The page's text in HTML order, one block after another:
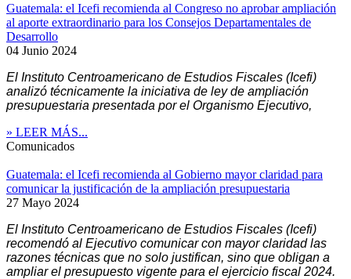
Guatemala: el Icefi recomienda al Congreso no aprobar ampliación
al aporte extraordinario para los Consejos Departamentales de
Desarrollo
04 Junio 2024
El Instituto Centroamericano de Estudios Fiscales (Icefi)
analizó técnicamente la iniciativa de ley de ampliación
presupuestaria presentada por el Organismo Ejecutivo,
» LEER MÁS...
Comunicados
Guatemala: el Icefi recomienda al Gobierno mayor claridad para
comunicar la justificación de la ampliación presupuestaria
27 Mayo 2024
El Instituto Centroamericano de Estudios Fiscales (Icefi)
recomendó al Ejecutivo comunicar con mayor claridad las
razones técnicas que no solo justifican, sino que obligan a
ampliar el presupuesto vigente para el ejercicio fiscal 2024.